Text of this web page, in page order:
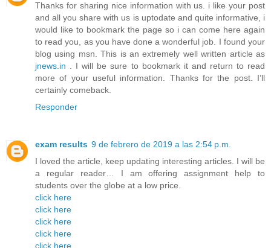
Thanks for sharing nice information with us. i like your post
and all you share with us is uptodate and quite informative, i
would like to bookmark the page so i can come here again
to read you, as you have done a wonderful job. I found your
blog using msn. This is an extremely well written article as
jnews.in . I will be sure to bookmark it and return to read
more of your useful information. Thanks for the post. I’ll
certainly comeback.
Responder
exam results 9 de febrero de 2019 a las 2:54 p.m.
I loved the article, keep updating interesting articles. I will be
a regular reader… I am offering assignment help to
students over the globe at a low price.
click here
click here
click here
click here
click here